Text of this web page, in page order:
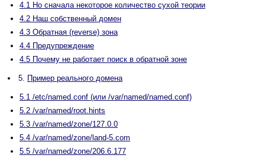
4.1 Но сначала некоторое количество сухой теории
4.2 Наш собственный домен
4.3 Обратная (reverse) зона
4.4 Предупреждение
4.5 Почему не работает поиск в обратной зоне
5. Пример реального домена
5.1 /etc/named.conf (или /var/named/named.conf)
5.2 /var/named/root.hints
5.3 /var/named/zone/127.0.0
5.4 /var/named/zone/land-5.com
5.5 /var/named/zone/206.6.177